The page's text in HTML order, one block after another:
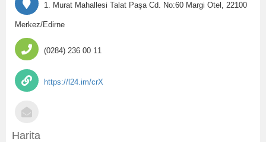
1. Murat Mahallesi Talat Paşa Cd. No:60 Margi Otel, 22100
Merkez/Edirne
(0284) 236 00 11
https://l24.im/crX
Harita